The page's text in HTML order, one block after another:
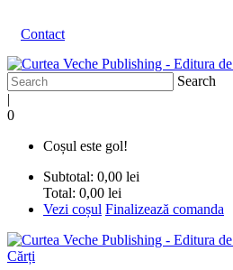
Contact
Search
|
0
Coșul este gol!
Subtotal: 0,00 lei
Total: 0,00 lei
Vezi coșul Finalizează comanda
Cărți